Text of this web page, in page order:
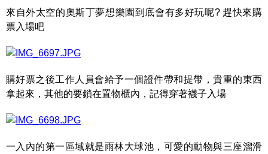
來自外太空的奧斯丁夢想樂園到底會有多好玩呢? 趕快來購
票入場吧
購好票之後工作人員會給予一個證件帶和提帶，貴重的東西
拿起來，其他的要鎖在置物櫃內，記得穿著襪子入場
一入內的第一區域就是雨林大球池，可愛的動物與三座溜滑